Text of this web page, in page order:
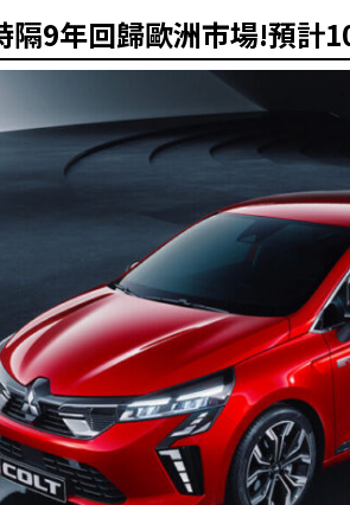
9年回歸歐洲市場!預計